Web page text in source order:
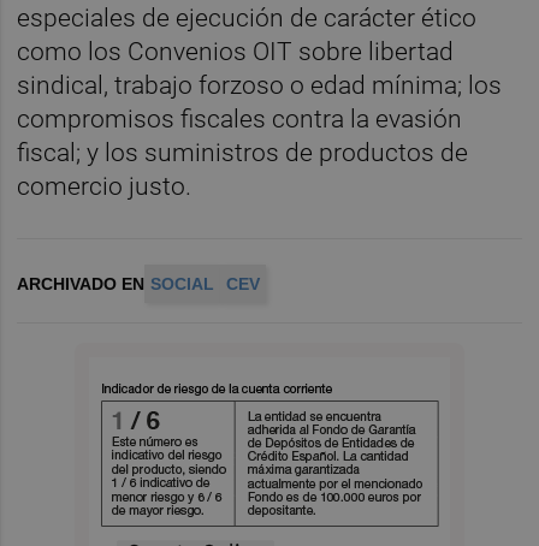
especiales de ejecución de carácter ético
como los Convenios OIT sobre libertad
sindical, trabajo forzoso o edad mínima; los
compromisos fiscales contra la evasión
fiscal; y los suministros de productos de
comercio justo.
ARCHIVADO EN SOCIAL CEV